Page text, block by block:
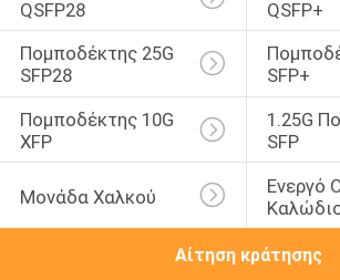
QSFP28
QSFP+
Πομποδέκτης 25G
SFP28
SFP+
Πομποδέκτης 10G
XFP
1.25G
SFP
Μονάδα Χαλκού
Ενεργό
Αίτηση κράτησης